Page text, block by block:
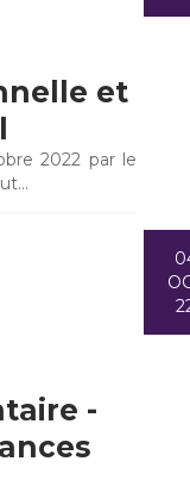
et
2022 par le
-